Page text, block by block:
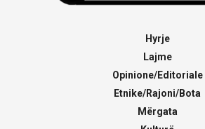
Hyrje
Lajme
Opinione/Editoriale
Etnike/Rajoni/Bota
Mërgata